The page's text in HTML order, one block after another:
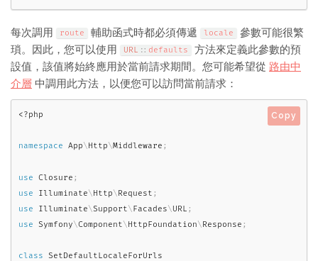
每次調用 route 輔助函式時都必須傳遞 locale
參數可能很繁
瑣。因此，您可以使用
URL :: defaults
方法來定義此參數的預
設值，該值將始終應用於當前請求期間。您可能希望從 路由中
介層 中調用此方法，以便您可以訪問當前請求：
<?php
namespace App\Http\Middleware ;
use Closure ;
use
Illuminate\ Http\ Request ;
use
Illuminate\Support\Facades\URL ;
use
Symfony\Component\HttpFoundation\Response ;
class
SetDefaultLocaleForUrls
Copy